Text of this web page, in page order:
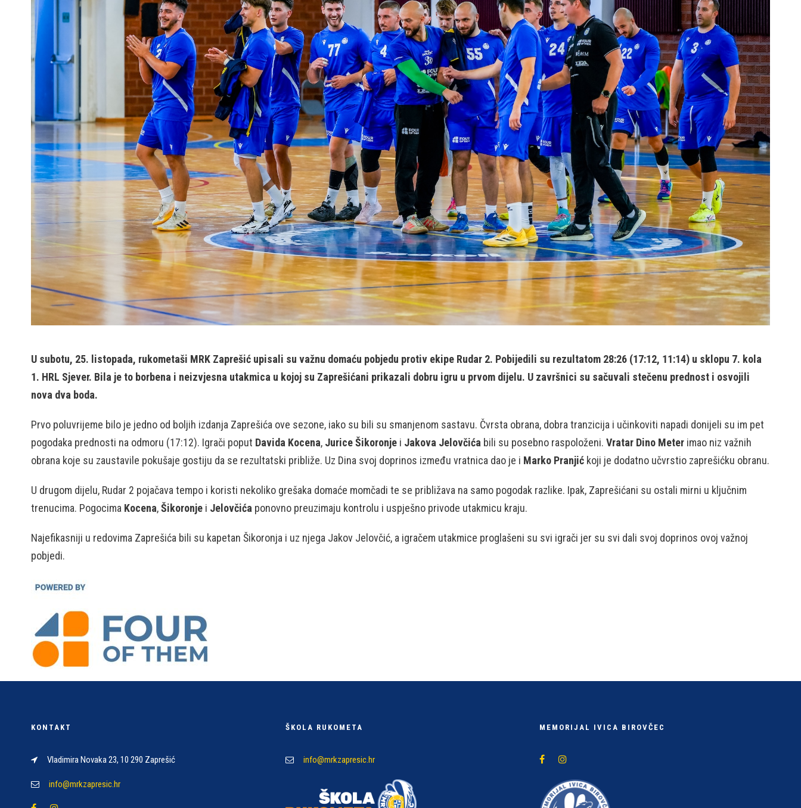
U subotu, 25. listopada, rukometaši MRK Zaprešić upisali su važnu domaću pobjedu protiv ekipe Rudar 2. Pobijedili su rezultatom 28:26 (17:12, 11:14) u sklopu 7. kola
1. HRL Sjever. Bila je to borbena i neizvjesna utakmica u kojoj su Zaprešićani prikazali dobru igru u prvom dijelu. U završnici su sačuvali stečenu prednost i osvojili
nova dva boda.
Prvo poluvrijeme bilo je jedno od boljih izdanja Zaprešića ove sezone, iako su bili su smanjenom sastavu. Čvrsta obrana, dobra tranzicija i učinkoviti napadi donijeli su im pet
pogodaka prednosti na odmoru (17:12). Igrači poput Davida Kocena, Jurice Šikoronje i Jakova Jelovčića bili su posebno raspoloženi. Vratar Dino Meter imao niz važnih
obrana koje su zaustavile pokušaje gostiju da se rezultatski približe. Uz Dina svoj doprinos između vratnica dao je i Marko Pranjić koji je dodatno učvrstio zaprešićku obranu.
U drugom dijelu, Rudar 2 pojačava tempo i koristi nekoliko grešaka domaće momčadi te se približava na samo pogodak razlike. Ipak, Zaprešićani su ostali mirni u ključnim
trenucima. Pogocima Kocena,Šikoronje i Jelovčića ponovno preuzimaju kontrolu i uspješno privode utakmicu kraju.
Najefikasniji u redovima Zaprešića bili su kapetan Šikoronja i uz njega Jakov Jelovčić, a igračem utakmice proglašeni su svi igrači jer su svi dali svoj doprinos ovoj važnoj
pobjedi.
KONTAKT
Vladimira Novaka 23, 10 290 Zaprešić
info@mrkzapresic.hr
ŠKOLA RUKOMETA
info@mrkzapresic.hr
MEMORIJAL IVICA BIROVČEC